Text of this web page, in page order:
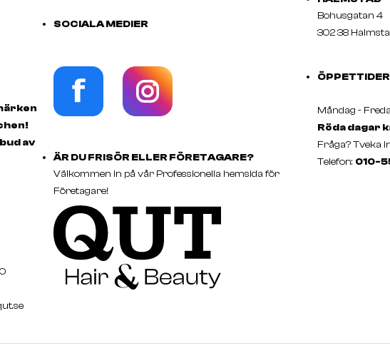
av
SOCIALA MEDIER
ÄR DU FRISÖR ELLER FÖRETAGARE?
Välkommen in på vår Professionella hemsida för
Företagare!
Bohusgatan 4
302 38
ÖPPETTIDER
Måndag -
Röda dagar
Fråga? Tveka
Telefon: 010-